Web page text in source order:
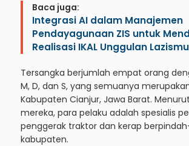
Baca juga:
Integrasi AI dalam Manajemen
Pendayagunaan ZIS untuk
Realisasi IKAL Unggulan
Tersangka berjumlah empat orang
M, D, dan S, yang semuanya
Kabupaten Cianjur, Jawa Barat.
mereka, para pelaku adalah spesialis
penggerak traktor dan kerap
kabupaten.